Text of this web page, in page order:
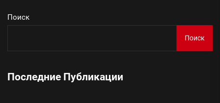
Поиск
Поиск
Последние Публикации